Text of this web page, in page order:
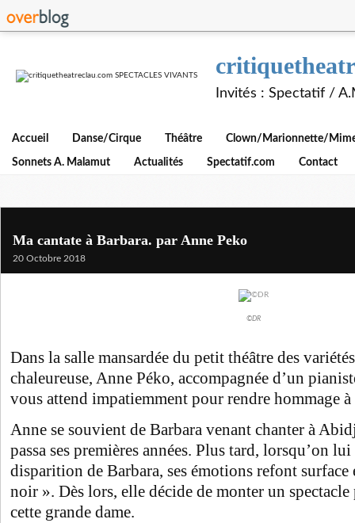
Invités : Spectatif /
Accueil Danse/Cirque Théâtre Clown/Marionnette/
Sonnets A. Malamut Actualités Spectatif.com Contact
Ma cantate à Barbara. par Anne Peko
20 Octobre 2018
©DR
Dans la salle mansardée du petit théâtre des
chaleureuse, Anne Péko, accompagnée d’un
vous attend impatiemment pour rendre hommage à
Anne se souvient de Barbara venant chanter à
passa ses premières années. Plus tard, lorsqu’on
disparition de Barbara, ses émotions refont
noir ». Dès lors, elle décide de monter un
cette grande dame.